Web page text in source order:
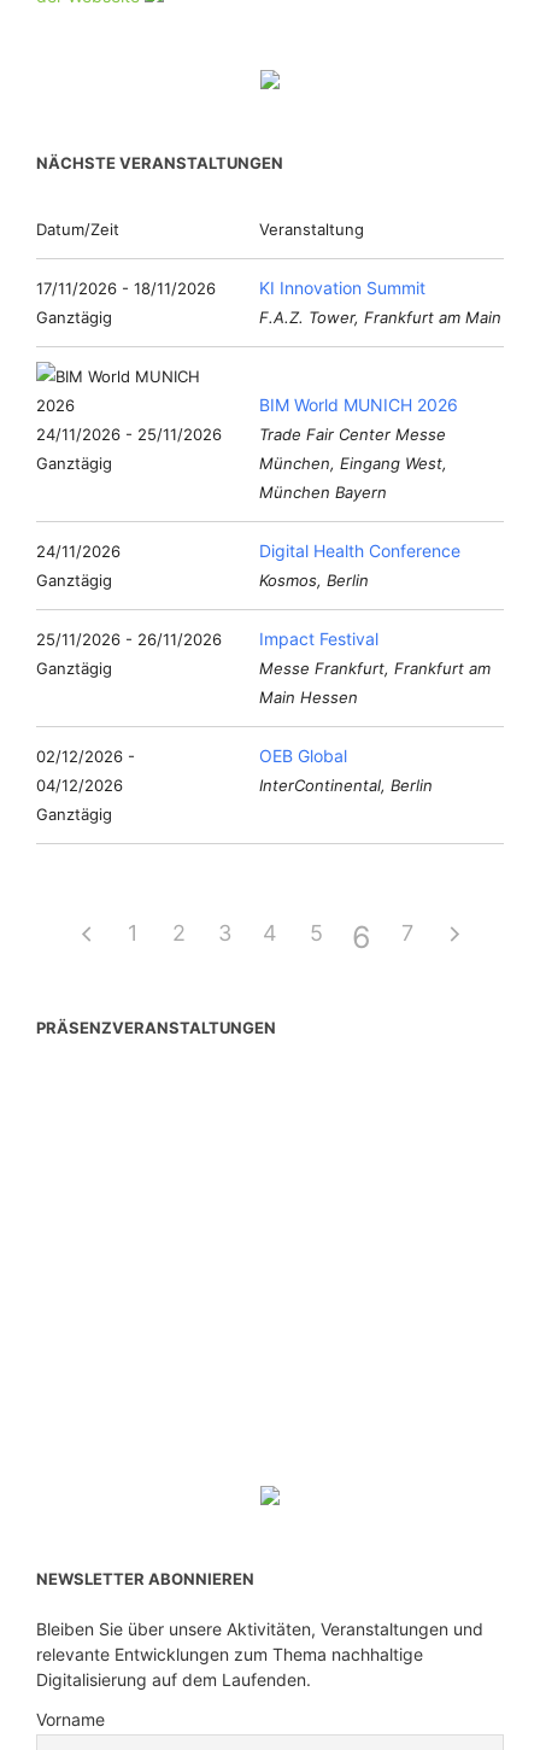
NÄCHSTE VERANSTALTUNGEN
Datum/Zeit Veranstaltung
17/11/2026 - 18/11/2026
Ganztägig
KI Innovation Summit
F.A.Z. Tower, Frankfurt am Main
24/11/2026 - 25/11/2026
Ganztägig
BIM World MUNICH 2026
Trade Fair Center Messe
München, Eingang West,
München Bayern
24/11/2026
Ganztägig
Digital Health Conference
Kosmos, Berlin
25/11/2026 - 26/11/2026
Ganztägig
Impact Festival
Messe Frankfurt, Frankfurt am
Main Hessen
02/12/2026 -
04/12/2026
Ganztägig
OEB Global
InterContinental, Berlin
1 2 3 4 5 6 7
PRÄSENZVERANSTALTUNGEN
NEWSLETTER ABONNIEREN
Bleiben Sie über unsere Aktivitäten, Veranstaltungen und
relevante Entwicklungen zum Thema nachhaltige
Digitalisierung auf dem Laufenden.
Vorname